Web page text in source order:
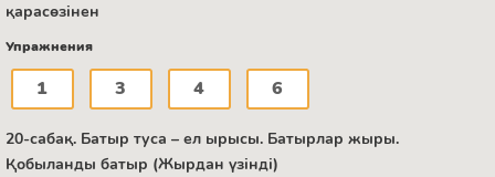
қарасөзінен
Упражнения
1 3 4 6
20-сабақ. Батыр туса – ел ырысы. Батырлар жыры.
Қобыланды батыр (Жырдан үзінді)